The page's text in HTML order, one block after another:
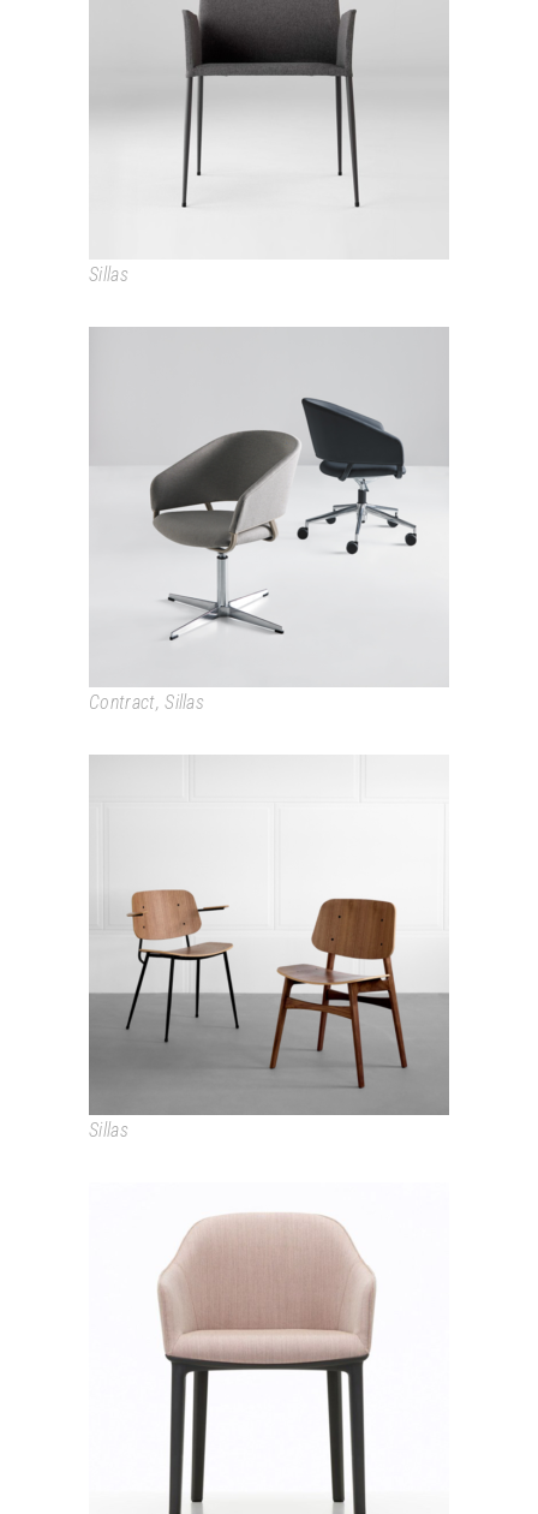
MOKA
Sillas
ODEI
Contract,Sillas
Sillas
SOFTSHELL